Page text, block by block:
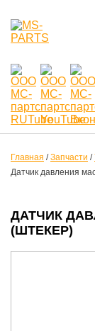
Главная /Запчасти /
Датчик давления
ДАТЧИК
(ШТЕКЕР)